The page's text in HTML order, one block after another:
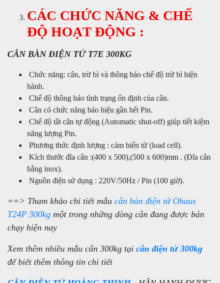
CÁC CHỨC NĂNG & CHẾ
ĐỘ HOẠT ĐỘNG :
CÂN BÀN ĐIỆN TỬ T7E 300KG
Chức năng: cân, trừ bì và thông báo chế độ trừ bì hiện
hành.
Chế độ thông báo tình trạng ổn định của cân.
Cân có chức năng báo hiệu gần hết Pin.
Chế độ tắt cân tự động (Automatic shut-off) giúp tiết kiệm
năng lượng Pin.
Phương thức định lượng : cảm biến từ (load cell).
Kích thước đĩa cân :(400 x 500),(500 x 600)mm . (Đĩa cân
bằng inox).
Nguồn điện sử dụng : 220V/50Hz / Pin (100 giờ).
==> Tham khảo chi tiết mẫu cân bàn điện tử Ohaus
T24P 300kg một trong những dòng cân đang được bán
chạy hiện nay
Xem thêm nhiều mẫu cân 300kg tại cân điện tử 300kg
để biết thêm thông tin chi tiết